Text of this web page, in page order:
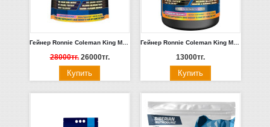
Гейнер Ronnie Coleman King Mass XL 6.8кг (Ваниль)
28000тг. 26000тг.
Гейнер Ronnie Coleman King Mass XL, 6 lbs. 2.7кг (шоколад, ваниль)
13000тг.